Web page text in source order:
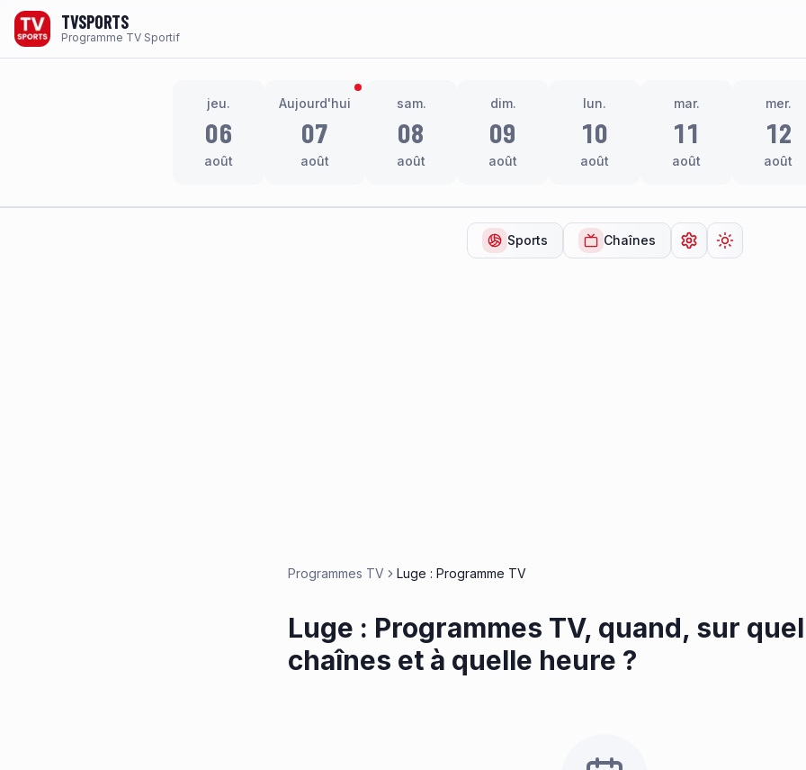
TVSPORTS
Programme TV Sportif
jeu.
06
août
Aujourd'hui
07
août
sam.
08
août
dim.
09
août
lun.
10
août
mar.
11
août
mer.
12
août
Sports Chaînes Ouvrir lesChanger de
Programmes TV Luge : Programme TV
Luge : Programmes TV, quand, sur
chaînes et à quelle heure ?